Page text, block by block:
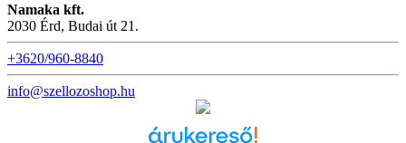
Namaka kft.
2030 Érd, Budai út 21.
+3620/960-8840
info@szellozoshop.hu